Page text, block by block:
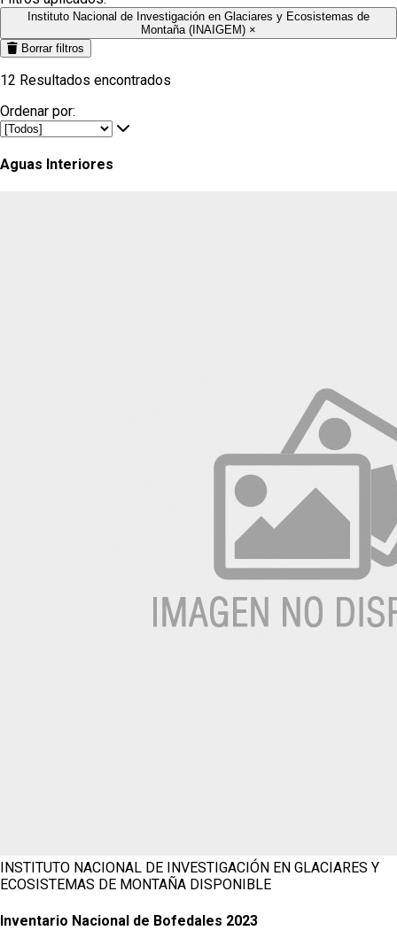
Instituto Nacional de Investigación en Glaciares y Ecosistemas de
Montaña (INAIGEM) ×
Borrar filtros
12 Resultados encontrados
Ordenar por:
Aguas Interiores
INSTITUTO NACIONAL DE INVESTIGACIÓN EN GLACIARES Y
ECOSISTEMAS DE MONTAÑA DISPONIBLE
Inventario Nacional de Bofedales 2023